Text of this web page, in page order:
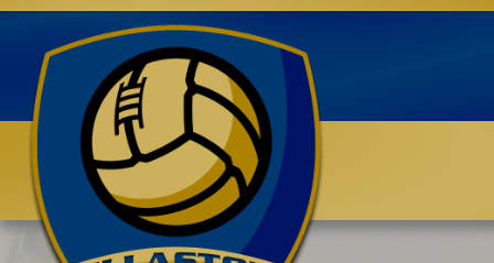
Benvenuti su HELLASTORY.net